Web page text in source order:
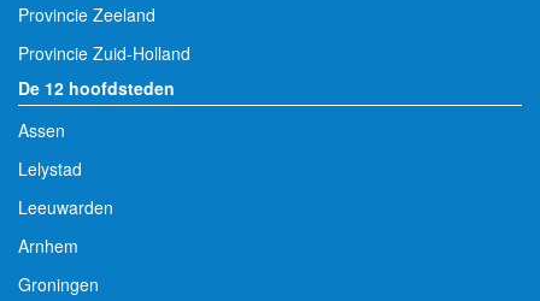
Provincie Zeeland
Provincie Zuid-Holland
De 12 hoofdsteden
Assen
Lelystad
Leeuwarden
Arnhem
Groningen